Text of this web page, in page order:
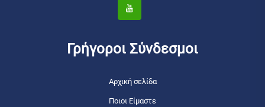
Γρήγοροι Σύνδεσμοι
Αρχική σελίδα
Ποιοι Είμαστε